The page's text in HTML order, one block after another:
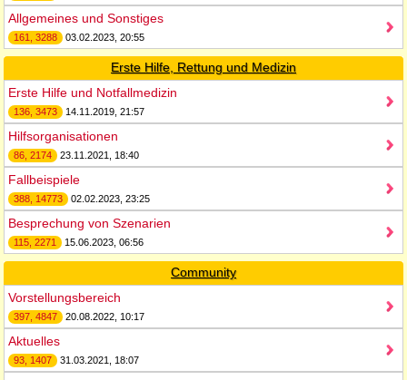
Allgemeines und Sonstiges
161, 3288 03.02.2023, 20:55
Erste Hilfe, Rettung und Medizin
Erste Hilfe und Notfallmedizin
136, 3473 14.11.2019, 21:57
Hilfsorganisationen
86, 2174 23.11.2021, 18:40
Fallbeispiele
388, 14773 02.02.2023, 23:25
Besprechung von Szenarien
115, 2271 15.06.2023, 06:56
Community
Vorstellungsbereich
397, 4847 20.08.2022, 10:17
Aktuelles
93, 1407 31.03.2021, 18:07